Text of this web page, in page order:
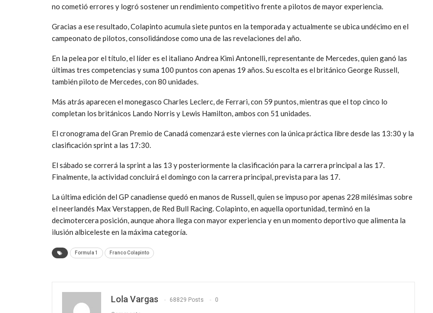
no cometió errores y logró sostener un rendimiento competitivo frente a pilotos de mayor experiencia.
Gracias a ese resultado, Colapinto acumula siete puntos en la temporada y actualmente se ubica undécimo en el
campeonato de pilotos, consolidándose como una de las revelaciones del año.
En la pelea por el título, el líder es el italiano Andrea Kimi Antonelli, representante de Mercedes, quien ganó las
últimas tres competencias y suma 100 puntos con apenas 19 años. Su escolta es el británico George Russell,
también piloto de Mercedes, con 80 unidades.
Más atrás aparecen el monegasco Charles Leclerc, de Ferrari, con 59 puntos, mientras que el top cinco lo
completan los británicos Lando Norris y Lewis Hamilton, ambos con 51 unidades.
El cronograma del Gran Premio de Canadá comenzará este viernes con la única práctica libre desde las 13:30 y la
clasificación sprint a las 17:30.
El sábado se correrá la sprint a las 13 y posteriormente la clasificación para la carrera principal a las 17.
Finalmente, la actividad concluirá el domingo con la carrera principal, prevista para las 17.
La última edición del GP canadiense quedó en manos de Russell, quien se impuso por apenas 228 milésimas sobre
el neerlandés Max Verstappen, de Red Bull Racing. Colapinto, en aquella oportunidad, terminó en la
decimotercera posición, aunque ahora llega con mayor experiencia y en un momento deportivo que alimenta la
ilusión albiceleste en la máxima categoría.
Formula 1 Franco Colapinto
Lola Vargas 68829 Posts 0